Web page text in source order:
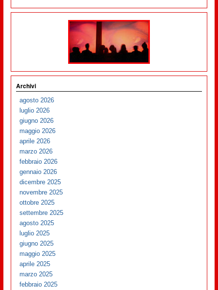
Archivi
agosto 2026
luglio 2026
giugno 2026
maggio 2026
aprile 2026
marzo 2026
febbraio 2026
gennaio 2026
dicembre 2025
novembre 2025
ottobre 2025
settembre 2025
agosto 2025
luglio 2025
giugno 2025
maggio 2025
aprile 2025
marzo 2025
febbraio 2025